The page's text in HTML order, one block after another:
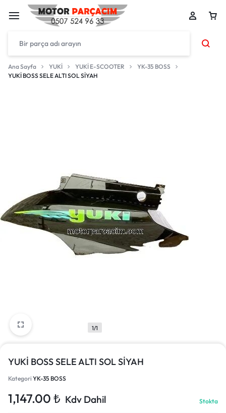
Ana Sayfa YUKİ YUKİ E-SCOOTER
YK-35 BOSS
YUKİ BOSS SELE ALTI SOL SİYAH
1/1
YUKİ BOSS SELE ALTI SOL SİYAH
Kategori YK-35 BOSS
1,147.00 ₺ Kdv Dahil Stokta